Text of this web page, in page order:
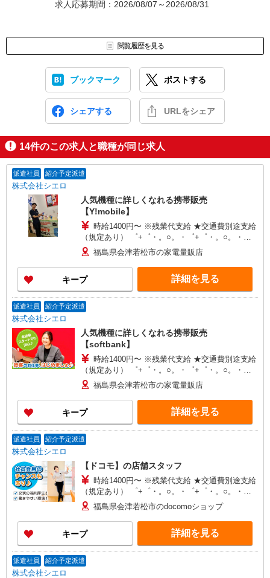
求人応募期間：2026/08/07～2026/08/31
閲覧履歴を見る
ブックマーク ポストする
シェアする URLをシェア
14件のこの求人と職種が同じ求人
派遣社員 紹介予定派遣
株式会社シエロ
人気機種に詳しくなれる携帯販売
【Y!mobile】
時給1400円〜 ※残業代支給 ★交通費別途支給
（規定あり） ゜+゜・。○。・゜+゜・。○。・゜
+゜ 入社祝い金10万円支給(規定有) お友達を紹介
頂くと, インセンティブ支給(規定有) ★月2回払
い・週払い可能（規程有）★ ゜・。○。・゜
+゜・。○。・゜+゜
福島県会津若松市の家電量販店
キープ 詳細を見る
派遣社員 紹介予定派遣
株式会社シエロ
人気機種に詳しくなれる携帯販売
【softbank】
時給1400円〜 ※残業代支給 ★交通費別途支給
（規定あり） ゜+゜・。○。・゜+゜・。○。・゜
+゜ 入社祝い金10万円支給(規定有) お友達を紹介
頂くと, インセンティブ支給(規定有) ★月2回払
い・週払い可能（規程有）★ ゜・。○。・゜
+゜・。○。・゜+゜
福島県会津若松市の家電量販店
キープ 詳細を見る
派遣社員 紹介予定派遣
株式会社シエロ
【ドコモ】の店舗スタッフ
時給1400円〜 ※残業代支給 ★交通費別途支給
（規定あり） ゜+゜・。○。・゜+゜・。○。・゜
+゜ 入社祝い金10万円支給(規定有) お友達を紹介
頂くと, インセンティブ支給(規定有) ★月2回払
い・週払い可能（規程有）★ ゜・。○。・゜
+゜・。○。・゜+゜
福島県会津若松市のdocomoショップ
キープ 詳細を見る
派遣社員 紹介予定派遣
株式会社シエロ